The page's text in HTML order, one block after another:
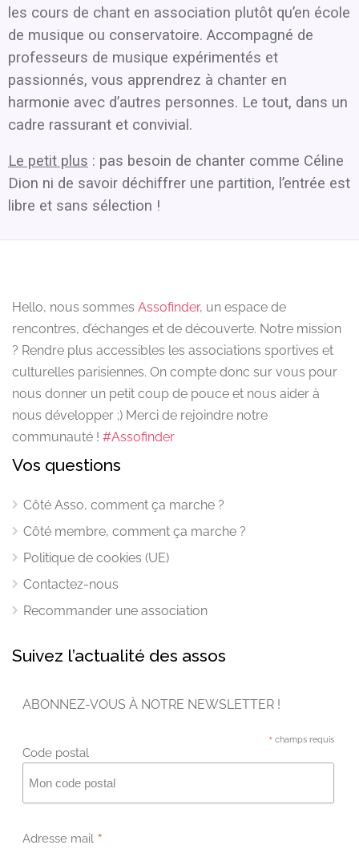
les cours de chant en association plutôt qu’en école
de musique ou conservatoire. Accompagné de
professeurs de musique expérimentés et
passionnés, vous apprendrez à chanter en
harmonie avec d’autres personnes. Le tout, dans un
cadre rassurant et convivial.
Le petit plus : pas besoin de chanter comme Céline
Dion ni de savoir déchiffrer une partition, l’entrée est
libre et sans sélection !
Hello, nous sommes Assofinder, un espace de
rencontres, d’échanges et de découverte. Notre mission
? Rendre plus accessibles les associations sportives et
culturelles parisiennes. On compte donc sur vous pour
nous donner un petit coup de pouce et nous aider à
nous développer ;) Merci de rejoindre notre
communauté ! #Assofinder
Vos questions
Côté Asso, comment ça marche ?
Côté membre, comment ça marche ?
Politique de cookies (UE)
Contactez-nous
Recommander une association
Suivez l’actualité des assos
ABONNEZ-VOUS À NOTRE NEWSLETTER !
*champs requis
Code postal
Adresse mail *